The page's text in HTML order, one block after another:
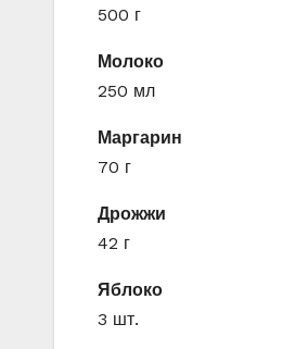
500 г
Молоко
250 мл
Маргарин
70 г
Дрожжи
42 г
Яблоко
3 шт.